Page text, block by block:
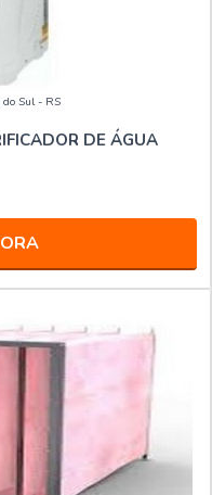
Sul - RS
DE ÁGUA